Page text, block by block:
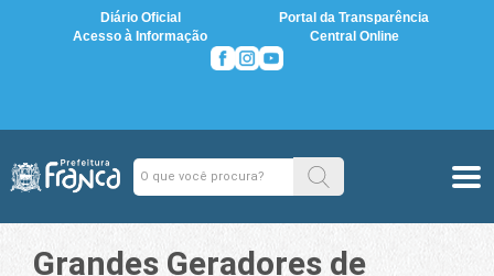
Diário Oficial
Portal da Transparência
Acesso à Informação
Central Online
Grandes Geradores de